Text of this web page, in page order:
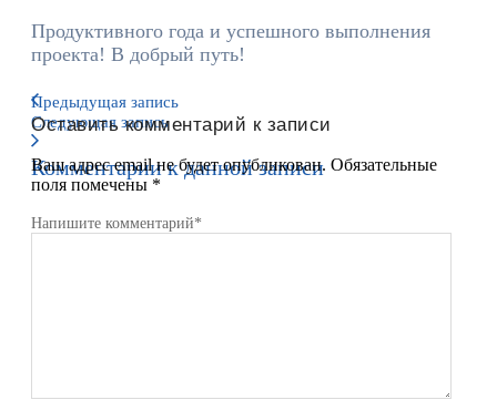
Продуктивного года и успешного выполнения
проекта! В добрый путь!
Предыдущая запись
Следующая запись
Комментарии к данной записи
Оставить комментарий к записи
Ваш адрес email не будет опубликован. Обязательные
поля помечены *
Напишите комментарий*